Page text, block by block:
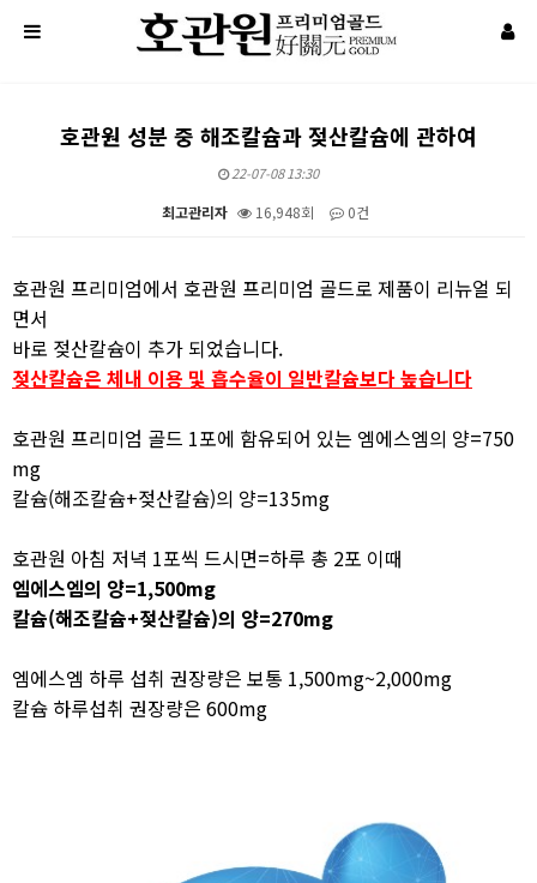
호관원 성분 중 해조칼슘과 젖산칼슘에 관하여
22-07-08 13:30
최고관리자 16,948회 0건
호관원 프리미엄에서 호관원 프리미엄 골드로 제품이 리뉴얼 되
면서
바로 젖산칼슘이 추가 되었습니다.
젖산칼슘은 체내 이용 및 흡수율이 일반칼슘보다 높습니다
호관원 프리미엄 골드 1포에 함유되어 있는 엠에스엠의 양=750
mg
칼슘(해조칼슘+젖산칼슘)의 양=135mg
호관원 아침 저녁 1포씩 드시면=하루 총 2포 이때
엠에스엠의 양=1,500mg
칼슘(해조칼슘+젖산칼슘)의 양=270mg
엠에스엠 하루 섭취 권장량은 보통 1,500mg~2,000mg
칼슘 하루섭취 권장량은 600mg